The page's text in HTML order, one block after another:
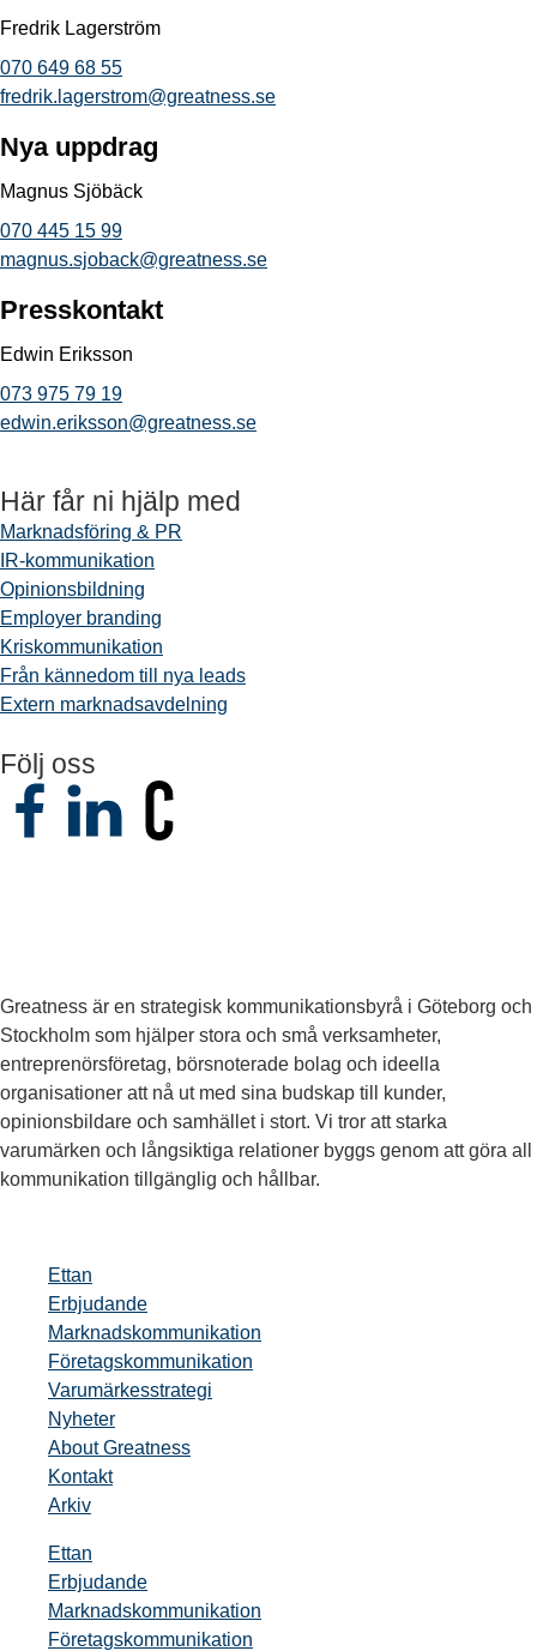
Fredrik Lagerström
070 649 68 55
fredrik.lagerstrom@greatness.se
Nya uppdrag
Magnus Sjöbäck
070 445 15 99
magnus.sjoback@greatness.se
Presskontakt
Edwin Eriksson
073 975 79 19
edwin.eriksson@greatness.se
Här får ni hjälp med
Marknadsföring & PR
IR-kommunikation
Opinionsbildning
Employer branding
Kriskommunikation
Från kännedom till nya leads
Extern marknadsavdelning
Följ oss
Greatness är en strategisk kommunikationsbyrå i Göteborg och
Stockholm som hjälper stora och små verksamheter,
entreprenörsföretag, börsnoterade bolag och ideella
organisationer att nå ut med sina budskap till kunder,
opinionsbildare och samhället i stort. Vi tror att starka
varumärken och långsiktiga relationer byggs genom att göra all
kommunikation tillgänglig och hållbar.
Ettan
Erbjudande
Marknadskommunikation
Företagskommunikation
Varumärkesstrategi
Nyheter
About Greatness
Kontakt
Arkiv
Ettan
Erbjudande
Marknadskommunikation
Företagskommunikation